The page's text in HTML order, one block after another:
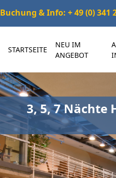
Buchung & Info: + 49 (0) 341
STARTSEITE
NEU IM
ANGEBOT
3, 5, 7 Nächte